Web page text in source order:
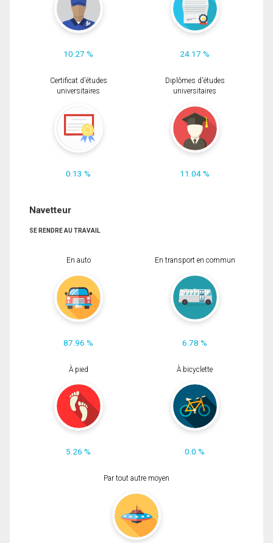
10.27 % 24.17 %
Certificat d'études
universitaires
0.13 %
Diplômes d'études
universitaires
11.04 %
Navetteur
SE RENDRE AU TRAVAIL
En auto
87.96 %
En transport en commun
6.78 %
À pied
5.26 %
À bicyclette
0.0 %
Par tout autre moyen